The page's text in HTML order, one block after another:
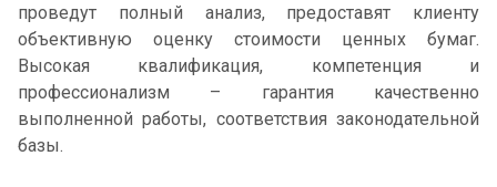
проведут полный анализ, предоставят клиенту
объективную оценку стоимости ценных бумаг.
Высокая квалификация, компетенция и
профессионализм – гарантия качественно
выполненной работы, соответствия законодательной
базы.